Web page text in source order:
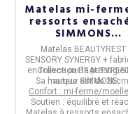
Matelas mi-
ressorts
SIMMONS
Beautyrest
Synergy+ 26cm -
tailles
Matelas BEAUTYREST
SENSORYSYNERGY +
enFrancepar la
marque SIMMONS.
Collection
Sa hauteur est de26cm.
Confort : mi-ferme/
Soutien : équilibré et